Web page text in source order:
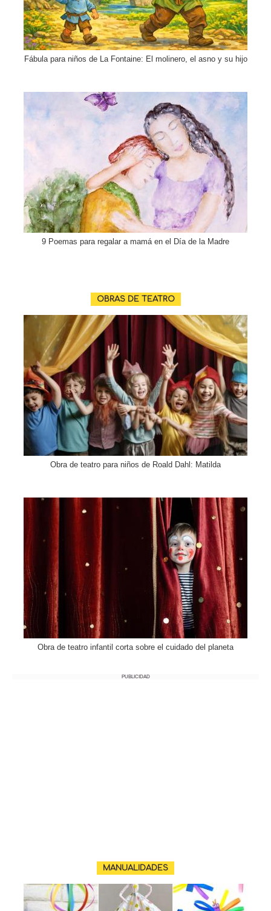
Fábula para niños de La Fontaine: El molinero, el asno y su hijo
9 Poemas para regalar a mamá en el Día de la Madre
OBRAS DE TEATRO
Obra de teatro para niños de Roald Dahl: Matilda
Obra de teatro infantil corta sobre el cuidado del planeta
PUBLICIDAD
MANUALIDADES